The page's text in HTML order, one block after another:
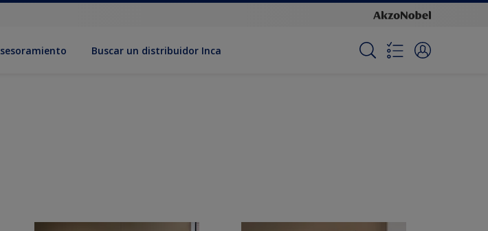
Buscar un distribuidor Inca